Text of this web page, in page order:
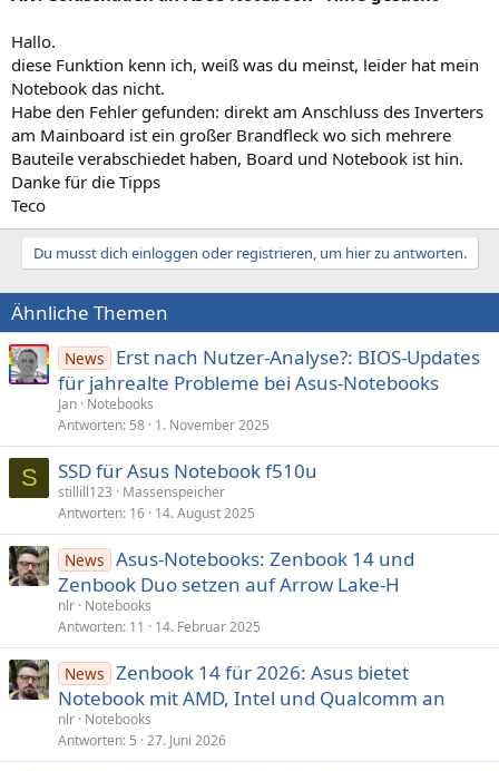
Hallo.
diese Funktion kenn ich, weiß was du meinst, leider hat mein
Notebook das nicht.
Habe den Fehler gefunden: direkt am Anschluss des Inverters
am Mainboard ist ein großer Brandfleck wo sich mehrere
Bauteile verabschiedet haben, Board und Notebook ist hin.
Danke für die Tipps
Teco
Du musst dich einloggen oder registrieren, um hier zu antworten.
Ähnliche Themen
News
Erst nach Nutzer-Analyse?: BIOS-Updates
für jahrealte Probleme bei Asus-Notebooks
Jan Notebooks
Antworten 58 1. November 2025
S SSD für Asus Notebook f510u
stillill123
Massenspeicher
Antworten 16 14. August 2025
News Asus-Notebooks: Zenbook 14 und
Zenbook Duo setzen auf Arrow Lake-H
nlr Notebooks
Antworten 11 14. Februar 2025
News Zenbook 14 für 2026: Asus bietet
Notebook mit AMD, Intel und Qualcomm an
nlr Notebooks
Antworten 5 27. Juni 2026